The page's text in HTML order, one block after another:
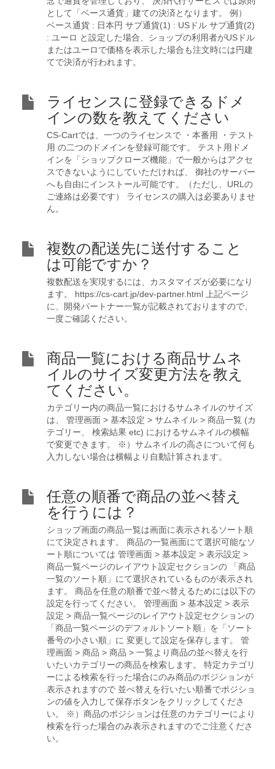
として「ベース通貨」建ての決済となります。 例）
ベース通貨 : 日本円 サブ通貨(1) : USドル サブ通貨(2)
: ユーロ と設定した場合、ショップの利用者がUSドル
またはユーロで価格を表示した場合も注文時には円建
てで決済が行われます。
ライセンスに登録できるドメ
インの数を教えてください
CS-Cartでは、一つのライセンスで ・本番用 ・テスト
用 の二つのドメインを登録可能です。 テスト用ドメ
インを「ショップクローズ機能」で一般からはアクセ
スできないようにしていただければ、 御社のサーバー
へも自由にインストール可能です。（ただし、URLの
ご連絡は必要です） ライセンスの購入は必要ありませ
ん。
複数の配送先に送付すること
は可能ですか？
複数配送を実現するには、カスタマイズが必要になり
ます。 https://cs-cart.jp/dev-partner.html 上記ページ
に、開発パートナー一覧が記載されておりますので、
一度ご確認ください。
商品一覧における商品サムネ
イルのサイズ変更方法を教え
てください。
カテゴリー内の商品一覧におけるサムネイルのサイズ
は、 管理画面 > 基本設定 > サムネイル > 商品一覧 (カ
テゴリー、 検索結果 etc) におけるサムネイルの横幅
で変更できます。 ※）サムネイルの高さについて何も
入力しない場合は横幅より自動計算されます。
任意の順番で商品の並べ替え
を行うには？
ショップ画面の商品一覧は画面に表示されるソート順
にて決定されます。 商品の一覧画面にて選択可能なソ
ート順については 管理画面 > 基本設定 > 表示設定 >
商品一覧ページのレイアウト設定セクションの 「商品
一覧のソート順」にて選択されているものが表示され
ます。 商品を任意の順番で並べ替えるためには以下の
設定を行ってください。 管理画面 > 基本設定 > 表示
設定 > 商品一覧ページのレイアウト設定セクションの
「商品一覧ページのデフォルトソート順」を「ソート
番号の小さい順」に 変更して設定を保存します。 管
理画面 > 商品 > 商品 > 一覧より商品の並べ替えを行
いたいカテゴリーの商品を検索します。 特定カテゴリ
ーによる検索を行った場合にのみ商品のポジションが
表示されますので 並べ替えを行いたい順番でポジショ
ンの値を入力して保存ボタンをクリックしてくださ
い。 ※）商品のポジションは任意のカテゴリーにより
検索を行った場合のみ表示されますのでご注意くださ
い。